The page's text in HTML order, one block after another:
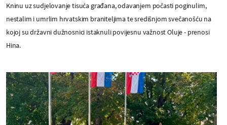
Kninu uz sudjelovanje tisuća građana, odavanjem počasti poginulim,
nestalim i umrlim hrvatskim braniteljima te središnjom svečanošću na
kojoj su državni dužnosnici istaknuli povijesnu važnost Oluje - prenosi
Hina.